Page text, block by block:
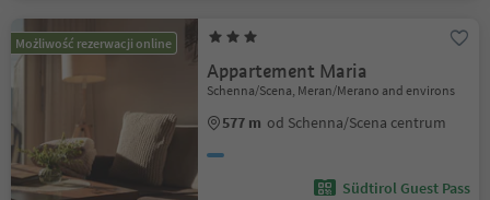
Możliwość rezerwacji online
Appartement Maria
Schenna/Scena, Meran/Merano and environs
577 m od Schenna/Scena centrum
Südtirol Guest Pass